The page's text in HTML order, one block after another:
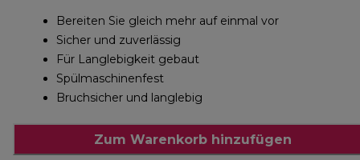
Bereiten Sie gleich mehr auf einmal vor
Sicher und zuverlässig
Für Langlebigkeit gebaut
Spülmaschinenfest
Bruchsicher und langlebig
Zum Warenkorb hinzufügen